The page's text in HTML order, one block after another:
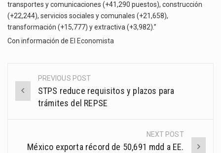
transportes y comunicaciones (+41,290 puestos), construcción
(+22,244), servicios sociales y comunales (+21,658),
transformación (+15,777) y extractiva (+3,982).”
Con información de El Economista
Post
navigation
PREVIOUS POST
STPS reduce requisitos y plazos para
trámites del REPSE
NEXT POST
México exporta récord de 50,691 mdd a EE.